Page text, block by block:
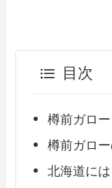
目次
樽前ガロ
樽前ガロ
北海道に